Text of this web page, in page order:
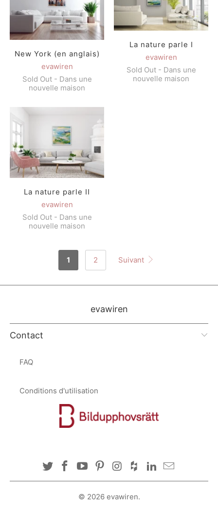
New York (en anglais)
evawiren
Sold Out - Dans une
nouvelle maison
La nature parle I
evawiren
Sold Out - Dans une
nouvelle maison
La nature parle II
evawiren
Sold Out - Dans une
nouvelle maison
1 2 Suivant
evawiren
Contact
FAQ
Conditions d'utilisation
© 2026 evawiren.